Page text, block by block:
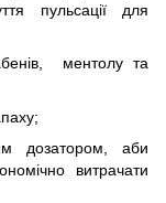
пульсації для
ментолу та
дозатором, аби
витрачати